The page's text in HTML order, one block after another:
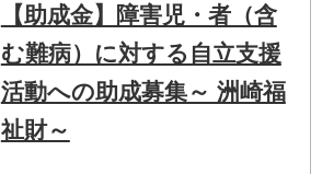
【助成金】障害児・者（含
む難病）に対する自立支援
活動への助成募集～ 洲崎福
祉財～